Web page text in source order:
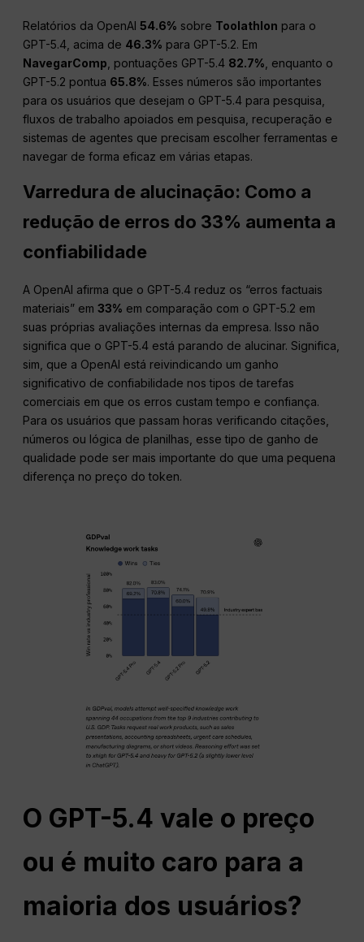
Relatórios da OpenAI54.6% sobre Toolathlon para o
GPT-5.4, acima de 46.3% para GPT-5.2. Em
NavegarComp , pontuações GPT-5.4 82.7% , enquanto o
GPT-5.2 pontua 65.8%. Esses números são importantes
para os usuários que desejam o GPT-5.4 para pesquisa,
fluxos de trabalho apoiados em pesquisa, recuperação e
sistemas de agentes que precisam escolher ferramentas e
navegar de forma eficaz em várias etapas.
Varredura de alucinação: Como a
redução de erros do 33% aumenta a
confiabilidade
A OpenAI afirma que o GPT-5.4 reduz os “erros factuais
materiais” em33% em comparação com o GPT-5.2 em
suas próprias avaliações internas da empresa. Isso não
significa que o GPT-5.4 está parando de alucinar. Significa,
sim, que a OpenAI está reivindicando um ganho
significativo de confiabilidade nos tipos de tarefas
comerciais em que os erros custam tempo e confiança.
Para os usuários que passam horas verificando citações,
números ou lógica de planilhas, esse tipo de ganho de
qualidade pode ser mais importante do que uma pequena
diferença no preço do token.
O GPT-5.4 vale o preço
ou é muito caro para a
maioria dos usuários?